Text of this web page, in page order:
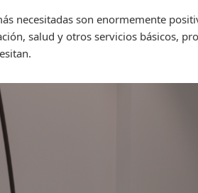
necesitadas son enormemente
salud y otros servicios básicos,